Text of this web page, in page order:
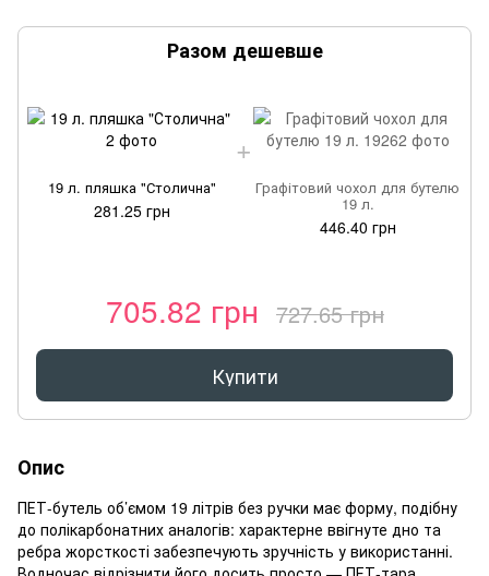
Разом дешевше
19 л. пляшка "Столична"
281.25 грн
Графітовий чохол для бутелю
19 л.
446.40 грн
705.82 грн 727.65 грн
Купити
Опис
ПЕТ-бутель об’ємом 19 літрів без ручки має форму, подібну
до полікарбонатних аналогів: характерне ввігнуте дно та
ребра жорсткості забезпечують зручність у використанні.